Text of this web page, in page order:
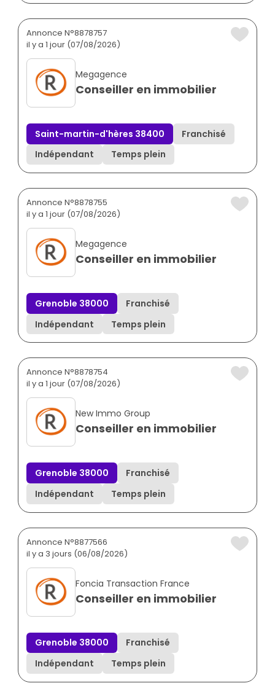
Annonce N°8878757
il y a 1 jour (07/08/2026)
Megagence
Conseiller en immobilier
Saint-martin-d'hères 38400
Franchisé
Indépendant
Temps plein
Annonce N°8878755
il y a 1 jour (07/08/2026)
Megagence
Conseiller en immobilier
Grenoble 38000
Franchisé
Indépendant
Temps plein
Annonce N°8878754
il y a 1 jour (07/08/2026)
New Immo Group
Conseiller en immobilier
Grenoble 38000
Franchisé
Indépendant
Temps plein
Annonce N°8877566
il y a 3 jours (06/08/2026)
Foncia Transaction France
Conseiller en immobilier
Grenoble 38000
Franchisé
Indépendant
Temps plein